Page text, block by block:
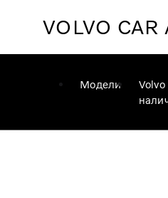
VOLVO CAR
Модели
Volvo